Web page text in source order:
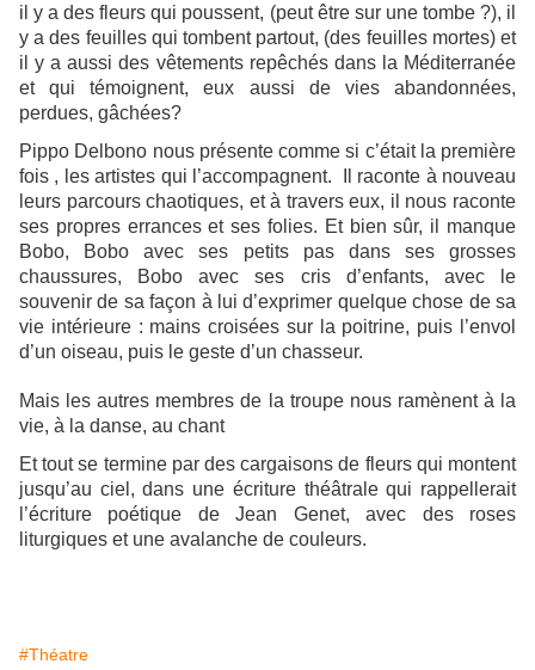
il y a des fleurs qui poussent, (peut être sur une tombe ?), il
y a des feuilles qui tombent partout, (des feuilles mortes) et
il y a aussi des vêtements repêchés dans la Méditerranée
et qui témoignent, eux aussi de vies abandonnées,
perdues, gâchées?
Pippo Delbono nous présente comme si c’était la première
fois , les artistes qui l’accompagnent. Il raconte à nouveau
leurs parcours chaotiques, et à travers eux, il nous raconte
ses propres errances et ses folies. Et bien sûr, il manque
Bobo, Bobo avec ses petits pas dans ses grosses
chaussures, Bobo avec ses cris d’enfants, avec le
souvenir de sa façon à lui d’exprimer quelque chose de sa
vie intérieure : mains croisées sur la poitrine, puis l’envol
d’un oiseau, puis le geste d’un chasseur.
Mais les autres membres de la troupe nous ramènent à la
vie, à la danse, au chant
Et tout se termine par des cargaisons de fleurs qui montent
jusqu’au ciel, dans une écriture théâtrale qui rappellerait
l’écriture poétique de Jean Genet, avec des roses
liturgiques et une avalanche de couleurs.
#Théatre